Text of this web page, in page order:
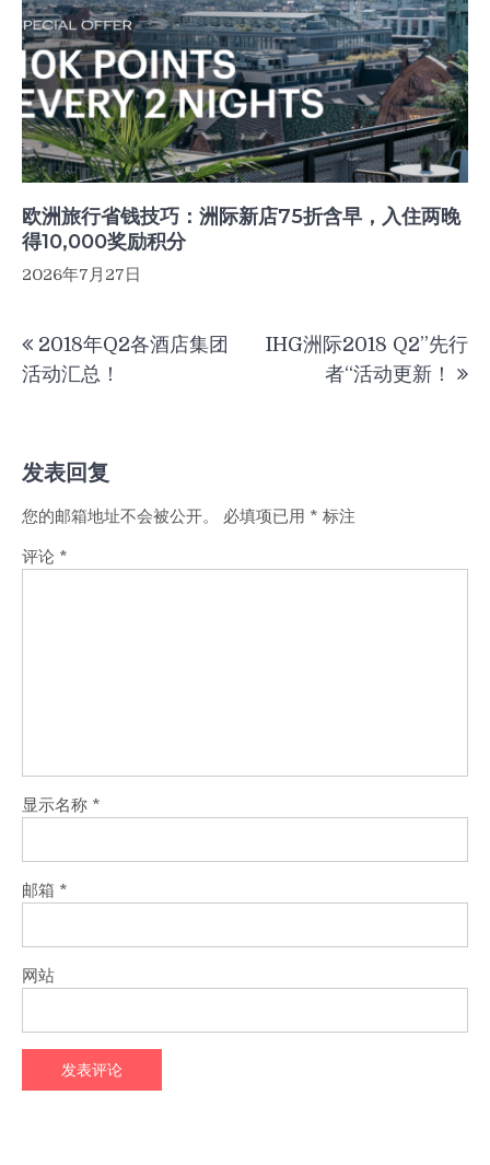
欧洲旅行省钱技巧：洲际新店75折含早，入住两晚
得10,000奖励积分
2026年7月27日
章
2018年Q2各酒店集团
活动汇总！
IHG洲际2018 Q2”先行
者“活动更新！
发表回复
您的邮箱地址不会被公开。 必填项已用 * 标注
评论 *
显示名称 *
邮箱 *
网站